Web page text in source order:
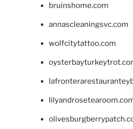
bruinshome.com
annascleaningsvc.com
wolfcitytattoo.com